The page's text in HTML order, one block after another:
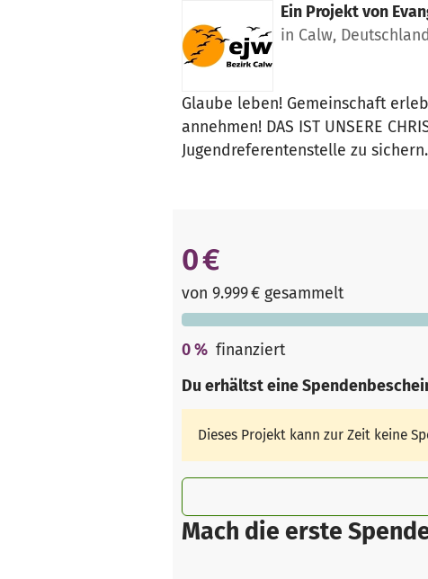
Ein Projekt von
in Calw, Deutschland
Glaube leben! Gemeinschaft
annehmen! DAS IST UNSERE
Jugendreferentenstelle zu sichern.
Mach die erste
0 €
von 9.999 € gesammelt
0% finanziert
Du erhältst eine
Dieses Projekt kann zur Zeit keine